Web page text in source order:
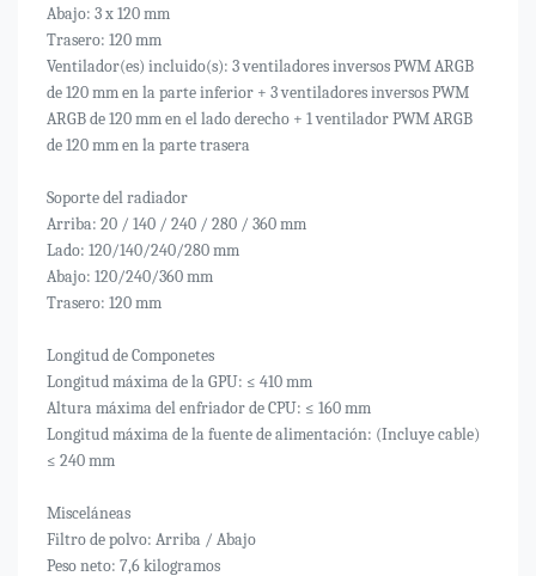
Abajo: 3 x 120 mm
Trasero: 120 mm
Ventilador(es) incluido(s): 3 ventiladores inversos PWM ARGB
de 120 mm en la parte inferior + 3 ventiladores inversos PWM
ARGB de 120 mm en el lado derecho + 1 ventilador PWM ARGB
de 120 mm en la parte trasera
Soporte del radiador
Arriba: 20 / 140 / 240 / 280 / 360 mm
Lado: 120/140/240/280 mm
Abajo: 120/240/360 mm
Trasero: 120 mm
Longitud de Componetes
Longitud máxima de la GPU: ≤ 410 mm
Altura máxima del enfriador de CPU: ≤ 160 mm
Longitud máxima de la fuente de alimentación: (Incluye cable)
≤ 240 mm
Misceláneas
Filtro de polvo: Arriba / Abajo
Peso neto: 7,6 kilogramos